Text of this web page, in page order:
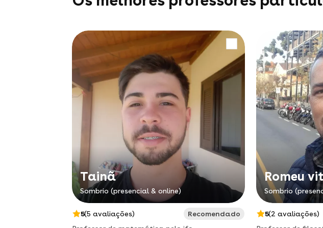
Tainã
Sombrio (presencial & online)
5(5 avaliações)
Recomendado
Romeu
Sombrio
5(2 avaliações)